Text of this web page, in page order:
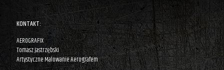
KONTAKT:
AEROGRAFIX
Tomasz Jastrzębski
Artystyczne Malowanie Aerografem